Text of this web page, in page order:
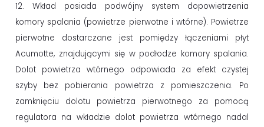
12. Wkład posiada podwójny system dopowietrzenia
komory spalania (powietrze pierwotne i wtórne). Powietrze
pierwotne dostarczane jest pomiędzy łączeniami płyt
Acumotte, znajdującymi się w podłodze komory spalania.
Dolot powietrza wtórnego odpowiada za efekt czystej
szyby bez pobierania powietrza z pomieszczenia. Po
zamknięciu dolotu powietrza pierwotnego za pomocą
regulatora na wkładzie dolot powietrza wtórnego nadal